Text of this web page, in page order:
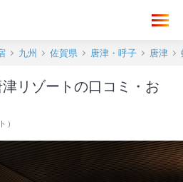
九州 佐賀県 唐津・呼子 唐津
リゾートの口コミ・お
）